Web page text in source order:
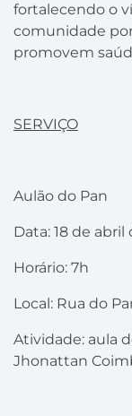
fortalecendo o
comunidade
promovem
SERVIÇO
Aulão do Pan
Data: 18 de abril
Horário: 7h
Local: Rua do
Atividade: aula
Jhonattan